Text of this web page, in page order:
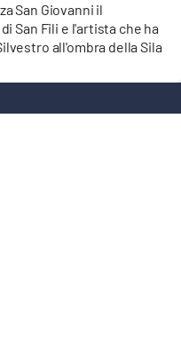
San Giovanni il
San Fili e l'artista che ha
all'ombra della Sila